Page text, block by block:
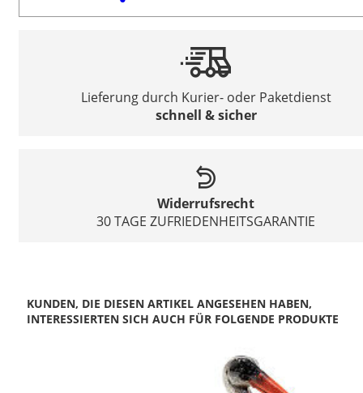
Lieferung durch Kurier- oder Paketdienst
schnell & sicher
Widerrufsrecht
30 TAGE ZUFRIEDENHEITSGARANTIE
KUNDEN, DIE DIESEN ARTIKEL ANGESEHEN HABEN,
INTERESSIERTEN SICH AUCH FÜR FOLGENDE PRODUKTE